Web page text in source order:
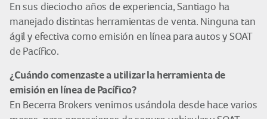
En sus dieciocho años de experiencia, Santiago ha
manejado distintas herramientas de venta. Ninguna tan
ágil y efectiva como emisión en línea para autos y SOAT
de Pacífico.
¿Cuándo comenzaste a utilizar la herramienta de
emisión en línea de Pacífico?
En Becerra Brokers venimos usándola desde hace varios